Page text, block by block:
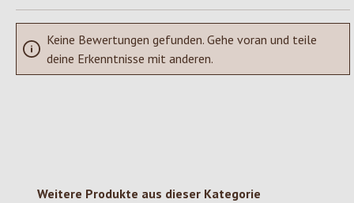
Keine Bewertungen gefunden. Gehe voran und teile
deine Erkenntnisse mit anderen.
Produktgalerie überspringen
Weitere Produkte aus dieser Kategorie